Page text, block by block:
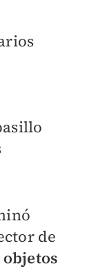
de
objetos